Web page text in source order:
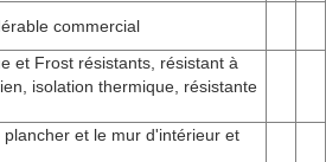
commercial
et Frost résistants, résistant à
isolation thermique, résistante
plancher et le mur d'intérieur et